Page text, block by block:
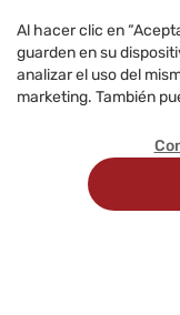
Al hacer clic en
guarden en su
analizar el uso del
marketing. También